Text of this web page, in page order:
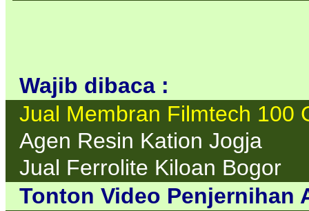
Wajib dibaca :
Jual Membran Filmtech 100
Agen Resin Kation Jogja
Jual Ferrolite Kiloan Bogor
Tonton Video Penjernihan